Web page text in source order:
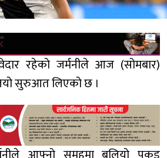
रहेको जर्मनीले आज (सोमबार)
सुरुआत लिएको छ ।